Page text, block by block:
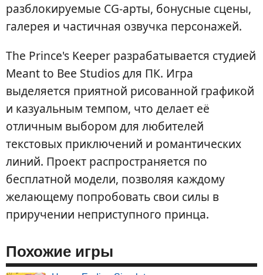
разблокируемые CG-арты, бонусные сцены,
галерея и частичная озвучка персонажей.
The Prince's Keeper разрабатывается студией
Meant to Bee Studios для ПК. Игра
выделяется приятной рисованной графикой
и казуальным темпом, что делает её
отличным выбором для любителей
текстовых приключений и романтических
линий. Проект распространяется по
бесплатной модели, позволяя каждому
желающему попробовать свои силы в
приручении неприступного принца.
Похожие игры